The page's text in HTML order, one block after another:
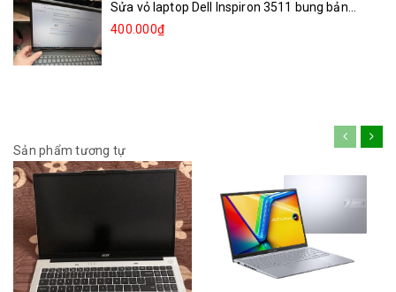
Sửa vỏ laptop Dell Inspiron 3511 bung bản...
400.000₫
Sản phẩm tương tự